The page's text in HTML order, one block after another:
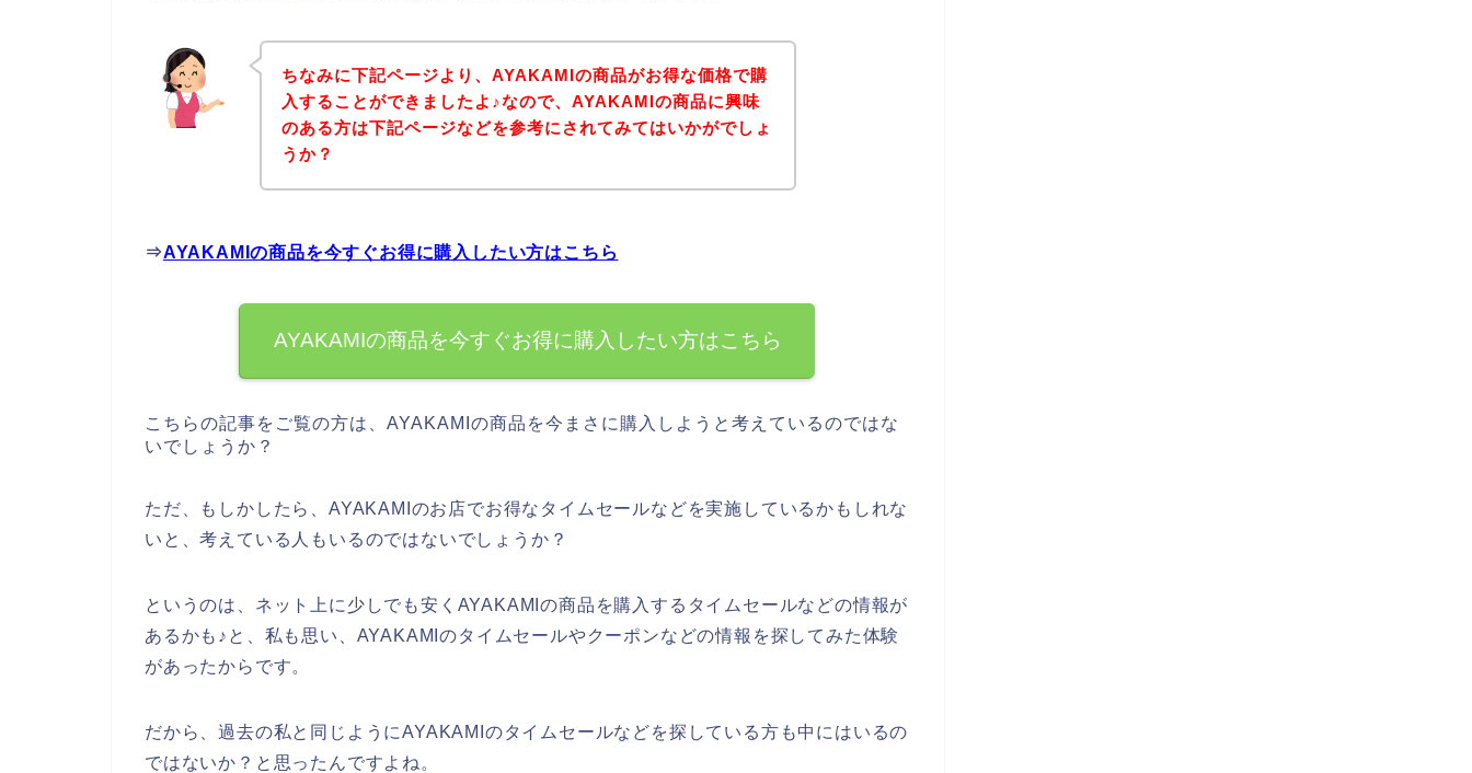
ちなみに下記ページより、AYAKAMIの商品がお得な価格で購
入することができましたよ♪なので、AYAKAMIの商品に興味
のある方は下記ページなどを参考にされてみてはいかがでしょ
うか？
⇒AYAKAMIの商品を今すぐお得に購入したい方はこちら
AYAKAMIの商品を今すぐお得に購入したい方はこちら
こちらの記事をご覧の方は、AYAKAMIの商品を今まさに購入しようと考えているのではな
いでしょうか？
ただ、もしかしたら、AYAKAMIのお店でお得なタイムセールなどを実施しているかもしれな
いと、考えている人もいるのではないでしょうか？
というのは、ネット上に少しでも安くAYAKAMIの商品を購入するタイムセールなどの情報が
あるかも♪と、私も思い、AYAKAMIのタイムセールやクーポンなどの情報を探してみた体験
があったからです。
だから、過去の私と同じようにAYAKAMIのタイムセールなどを探している方も中にはいるの
ではないか？と思ったんですよね。